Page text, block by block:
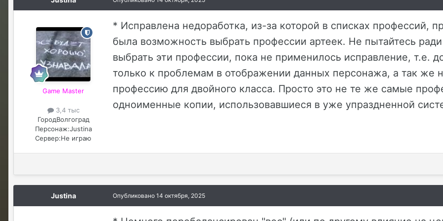
Game Master
3,4 тыс
ГородВолгоград
Персонаж:Justina
Сервер:Не играю
* Исправлена недоработка, из-за которой в списках профессий,
была возможность выбрать профессии артеек. Не пытайтесь
выбрать эти профессии, пока не применилось исправление, т.е.
только к проблемам в отображении данных персонажа, а так же
профессию для двойного класса. Просто это не те же самые
одноименные копии, использовавшиеся в уже упраздненной
Justina Опубликовано 14 октября, 2025